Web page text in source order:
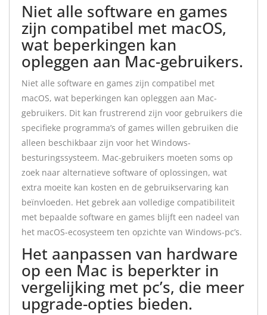
Niet alle software en games
zijn compatibel met macOS,
wat beperkingen kan
opleggen aan Mac-gebruikers.
Niet alle software en games zijn compatibel met
macOS, wat beperkingen kan opleggen aan Mac-
gebruikers. Dit kan frustrerend zijn voor gebruikers die
specifieke programma’s of games willen gebruiken die
alleen beschikbaar zijn voor het Windows-
besturingssysteem. Mac-gebruikers moeten soms op
zoek naar alternatieve software of oplossingen, wat
extra moeite kan kosten en de gebruikservaring kan
beïnvloeden. Het gebrek aan volledige compatibiliteit
met bepaalde software en games blijft een nadeel van
het macOS-ecosysteem ten opzichte van Windows-pc’s.
Het aanpassen van hardware
op een Mac is beperkter in
vergelijking met pc’s, die meer
upgrade-opties bieden.